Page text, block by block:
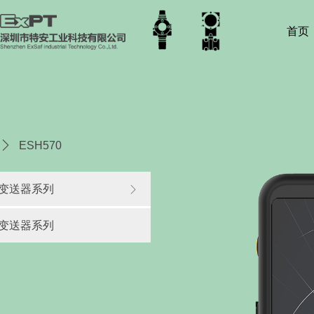
首页
送器系列 ꁕ
送器系列
ꄲ ESH570